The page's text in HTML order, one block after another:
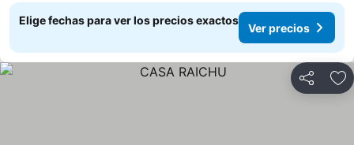
Elige fechas para ver los precios exactos
Ver precios
Compartir